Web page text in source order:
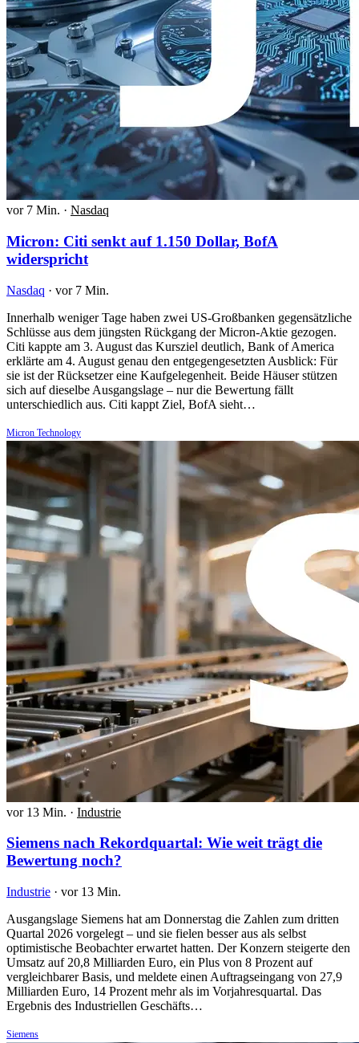
vor 7 Min. · Nasdaq
Micron: Citi senkt auf 1.150 Dollar, BofA
widerspricht
Nasdaq · vor 7 Min.
Innerhalb weniger Tage haben zwei US-Großbanken gegensätzliche
Schlüsse aus dem jüngsten Rückgang der Micron-Aktie gezogen.
Citi kappte am 3. August das Kursziel deutlich, Bank of America
erklärte am 4. August genau den entgegengesetzten Ausblick: Für
sie ist der Rücksetzer eine Kaufgelegenheit. Beide Häuser stützen
sich auf dieselbe Ausgangslage – nur die Bewertung fällt
unterschiedlich aus. Citi kappt Ziel, BofA sieht…
Micron Technology
vor 13 Min. · Industrie
Siemens nach Rekordquartal: Wie weit trägt die
Bewertung noch?
Industrie · vor 13 Min.
Ausgangslage Siemens hat am Donnerstag die Zahlen zum dritten
Quartal 2026 vorgelegt – und sie fielen besser aus als selbst
optimistische Beobachter erwartet hatten. Der Konzern steigerte den
Umsatz auf 20,8 Milliarden Euro, ein Plus von 8 Prozent auf
vergleichbarer Basis, und meldete einen Auftragseingang von 27,9
Milliarden Euro, 14 Prozent mehr als im Vorjahresquartal. Das
Ergebnis des Industriellen Geschäfts…
Siemens